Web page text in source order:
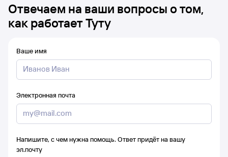
Отвечаем на ваши вопросы о том,
как работает Туту
Ваше имя
Электронная почта
Напишите, с чем нужна помощь. Ответ придёт на вашу
эл.почту